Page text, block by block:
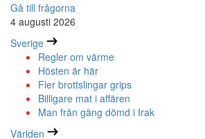
Gå till frågorna
4 augusti 2026
Sverige
Regler om värme
Hösten är här
Fler brottslingar grips
Billigare mat i affären
Man från gäng dömd i Irak
Världen